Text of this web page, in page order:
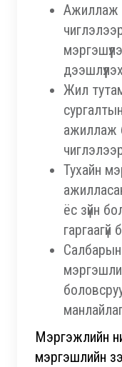
Ажиллаж
Жил тутам
ажиллаж
Тухайн
ёс зүйн
гаргаагүй
Мэргэжлийн
мэргэшлийн